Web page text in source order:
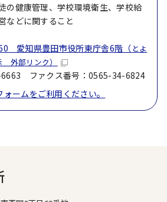
の健康管理、学校環境衛生、学校給
などに関すること
愛知県豊田市役所東庁舎6階（ とよ
外部リンク）
ファクス番号：0565-34-6824
ームをご利用ください。